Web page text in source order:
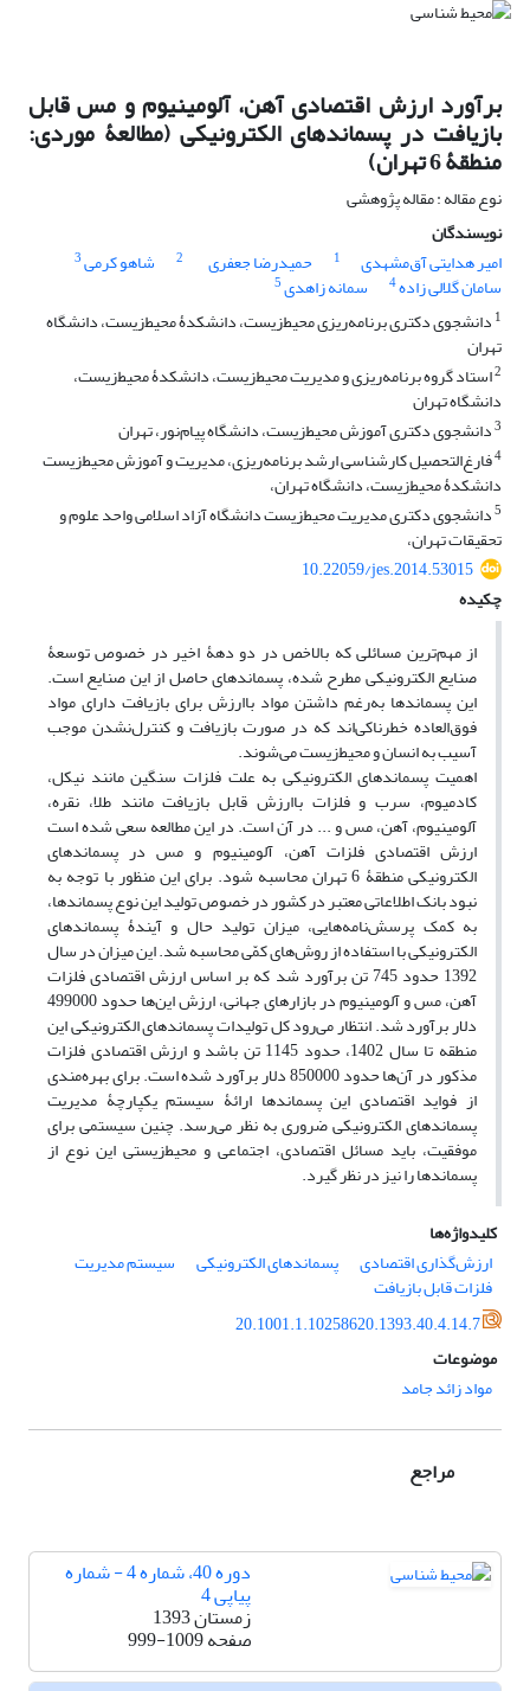
برآورد ارزش اقتصادی آهن، آلومینیوم و مس قابل
بازیافت در پسماند‌های الکترونیکی (مطالعۀ موردی:
منطقۀ 6 تهران)
نوع مقاله : مقاله پژوهشی
نویسندگان
امیر هدایتی آق‌مشهدی
1 حمیدرضا جعفری 2 شاهو کرمی3
سامان گلالی زاده4 سمانه زاهدی5
1 دانشجوی دکتری برنامه‌ریزی محیط‌زیست، دانشکدۀ محیط‌زیست، دانشگاه
تهران
2استاد گروه برنامه‌ریزی و مدیریت محیط‌زیست، دانشکدۀ محیط‌زیست،
دانشگاه تهران
3دانشجوی دکتری آموزش محیط‌زیست، دانشگاه پیام‌نور، تهران
4فارغ‌التحصیل کارشناسی ارشد برنامه‌ریزی، مدیریت و آموزش محیط‌زیست
دانشکدۀ محیط‌زیست، دانشگاه تهران،
5دانشجوی دکتری مدیریت محیط‌زیست دانشگاه آزاد اسلامی واحد علوم و
تحقیقات تهران،
10.22059/jes.2014.53015
چکیده
از مهم‌ترین مسائلی که بالاخص در دو دهۀ اخیر در خصوص توسعۀ
صنایع الکترونیکی مطرح شده، پسماندهای حاصل از این صنایع است.
این پسماندها به‌رغم داشتن مواد با‌ارزش برای بازیافت دارای مواد
فوق‌العاده خطرناکی‌اند که در صورت بازیافت‌ و کنترل‌نشدن موجب
آسیب به انسان‌ و محیط‌زیست می‌‌شوند.
اهمیت پسماند‌های الکترونیکی به علت فلزات سنگین مانند نیکل،
کادمیوم، سرب و فلزات با‌ارزش قابل بازیافت مانند طلا، نقره،
آلومینیوم، آهن، مس و ... در آن است. در این مطالعه سعی شده است
ارزش اقتصادی فلزات آهن، آلومینیوم و مس در پسماند‌های
الکترونیکی منطقۀ 6 تهران محاسبه شود. برای این منظور با توجه به
نبود بانک اطلاعاتی معتبر در کشور در خصوص تولید این نوع پسماندها،
به کمک پرسش‌نامه‌هایی، میزان تولید حال و آیندۀ پسماند‌های
الکترونیکی با استفاده از روش‌های کمّی ‌محاسبه شد. این میزان در سال
1392 حدود 745 تن برآورد شد که بر اساس ارزش اقتصادی فلزات
آهن، مس و آلومینیوم در بازارهای جهانی، ارزش این‌ها حدود 499000
دلار برآورد شد. انتظار می‌رود کل تولیدات پسماندهای الکترونیکی این
منطقه تا سال 1402، حدود 1145 تن باشد و ارزش اقتصادی فلزات
مذکور در آن‌ها حدود 850000 دلار برآورد شده است. برای بهره‌مندی
از فواید اقتصادی این پسماندها ارائۀ سیستم یکپارچۀ مدیریت
پسماندهای الکترونیکی ضروری به نظر می‌رسد. چنین سیستمی برای
موفقیت، باید مسائل اقتصادی، اجتماعی و محیط‌زیستی این نوع از
پسماندها را نیز در نظر گیرد.
کلیدواژه‌ها
ارزش‌گذاری اقتصادی
پسماند‌های الکترونیکی سیستم مدیریت
فلزات قابل بازیافت
20.1001.1.10258620.1393.40.4.14.7
موضوعات
مواد زائد جامد
مراجع
دوره 40، شماره 4 - شماره
پیاپی 4
زمستان 1393
صفحه999-1009